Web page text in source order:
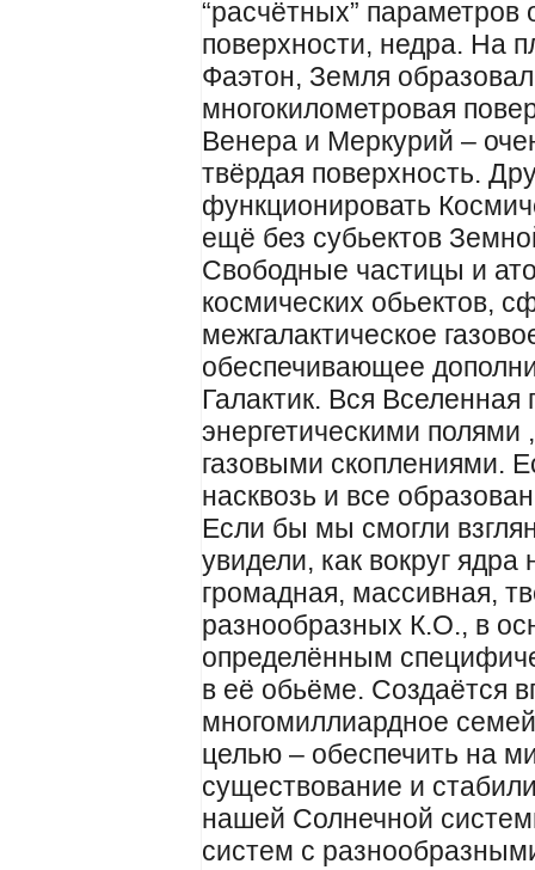
“расчётных”
поверхности, недра. На
Фаэтон, Земля
многокилометровая
Венера и Меркурий –
твёрдая поверхность.
функционировать
ещё без субьектов
Свободные частицы и
космических обьектов,
межгалактическое
обеспечивающее
Галактик. Вся
энергетическими
газовыми скоплениями.
насквозь и все
Если бы мы смогли
увидели, как вокруг
громадная, массивная,
разнообразных К.О., в
определённым
в её обьёме. Создаётся
многомиллиардное
целью – обеспечить на
существование и
нашей Солнечной
систем с